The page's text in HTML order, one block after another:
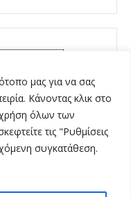
μας για να σας
Κάνοντας κλικ στο
όλων των
τις "Ρυθμίσεις
συγκατάθεση.
| Κατασκευή